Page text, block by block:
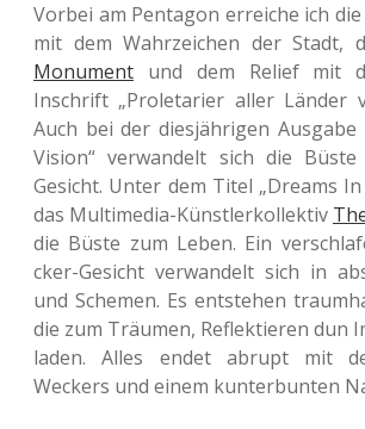
Vorbei am Pen­ta­gon errei­che ich
mit dem Wahr­zei­chen der Stadt,
Monu­ment und dem Relief mit
Inschrift „Pro­le­ta­ri­er aller Länder
Auch bei der dies­jäh­ri­gen
Vision“ ver­wan­delt sich die
Gesicht. Unter dem Titel „Dreams
das Mul­ti­me­dia-Künst­ler­kol­lek­tiv
die Büste zum Leben. Ein
cker-Gesicht ver­wan­delt sich in
und Sche­men. Es ent­ste­hen
die zum Träu­men, Reflek­tie­ren dun
la­den. Alles endet abrupt mit
Weckers und einem kun­ter­bun­ten